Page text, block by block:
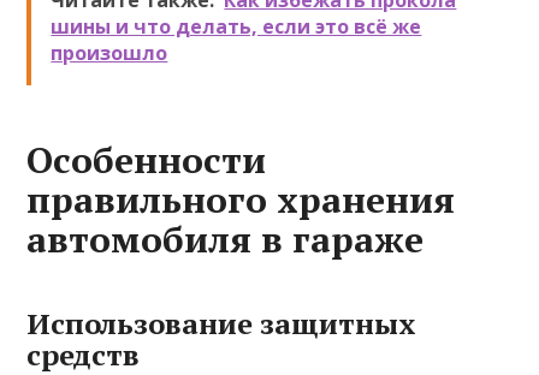
шины и что делать, если это всё же
произошло
Особенности
правильного хранения
автомобиля в гараже
Использование защитных
средств